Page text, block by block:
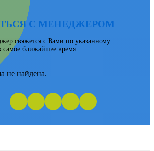
С МЕНЕДЖЕРОМ
свяжется с Вами по указанному
самое ближайшее время.
не найдена.